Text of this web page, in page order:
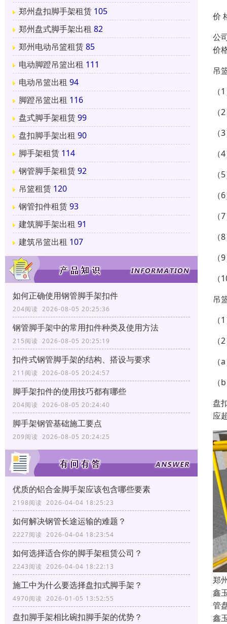
郑州盘扣脚手架租赁 105
郑州盘式脚手架出租 82
郑州电动吊篮租赁85
电动脚蹬吊篮出租 111
电动吊篮出租 94
脚蹬吊篮出租 116
盘式脚手架租赁99
盘扣脚手架出租 90
脚手架租赁 114
钢管脚手架租赁92
吊篮租赁 120
钢管扣件租赁93
建筑脚手架出租 91
建筑吊篮出租 107
如何正确使用钢管脚手架扣件
204阅读 2026-08-05 20:25:36
钢管脚手架中的常用扣件种类及使用方法
215阅读 2026-08-05 20:25:19
扣件式钢管脚手架的结构、搭设与要求
211阅读 2026-08-05 20:24:57
脚手架扣件的使用技巧都有哪些
204阅读 2026-08-05 20:24:40
脚手架钢管基础施工要点
209阅读 2026-08-05 20:24:25
优质的铝合金脚手架应该包含哪些要素
2198阅读 2026-04-04 18:25:23
如何解决钢管长途运输的难题？
2227阅读 2026-04-04 18:23:54
如何选择适合你的脚手架租赁公司？
2243阅读 2026-04-04 18:22:13
施工中为什么要选择盘扣式脚手架？
4970阅读 2026-01-05 13:52:55
盘扣脚手架相比碗扣脚手架的优势？
价
公
价
吊
（
吊
盘
应
郑
鑫
管
鑫